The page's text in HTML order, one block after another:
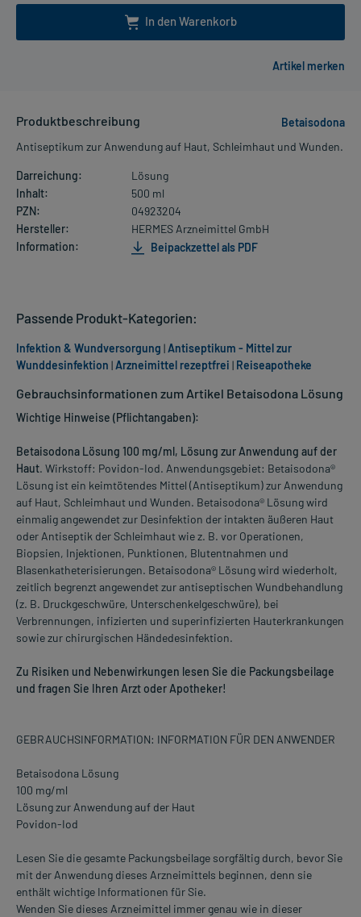
In den Warenkorb
Produktbeschreibung
Betaisodona
Antiseptikum zur Anwendung auf Haut, Schleimhaut und Wunden.
Darreichung:
Lösung
Inhalt:
500 ml
PZN:
04923204
Hersteller:
HERMES Arzneimittel GmbH
Information:
Beipackzettel als PDF
Gebrauchsinformationen zum Artikel Betaisodona Lösung
Wichtige Hinweise (Pflichtangaben):
Betaisodona Lösung 100 mg/ml, Lösung zur Anwendung auf der
Haut. Wirkstoff: Povidon-Iod. Anwendungsgebiet: Betaisodona®
Lösung ist ein keimtötendes Mittel (Antiseptikum) zur Anwendung
auf Haut, Schleimhaut und Wunden. Betaisodona® Lösung wird
einmalig angewendet zur Desinfektion der intakten äußeren Haut
oder Antiseptik der Schleimhaut wie z. B. vor Operationen,
Biopsien, Injektionen, Punktionen, Blutentnahmen und
Blasenkatheterisierungen. Betaisodona® Lösung wird wiederholt,
zeitlich begrenzt angewendet zur antiseptischen Wundbehandlung
(z. B. Druckgeschwüre, Unterschenkelgeschwüre), bei
Verbrennungen, infizierten und superinfizierten Hauterkrankungen
sowie zur chirurgischen Händedesinfektion.
Zu Risiken und Nebenwirkungen lesen Sie die Packungsbeilage
und fragen Sie Ihren Arzt oder Apotheker!
GEBRAUCHSINFORMATION: INFORMATION FÜR DEN ANWENDER
Betaisodona Lösung
100 mg/ml
Lösung zur Anwendung auf der Haut
Povidon-Iod
Lesen Sie die gesamte Packungsbeilage sorgfältig durch, bevor Sie
mit der Anwendung dieses Arzneimittels beginnen, denn sie
enthält wichtige Informationen für Sie.
Wenden Sie dieses Arzneimittel immer genau wie in dieser
Passende Produkt-Kategorien:
Infektion & Wundversorgung |Antiseptikum - Mittel zur
Wunddesinfektion |Arzneimittel rezeptfrei | Reiseapotheke